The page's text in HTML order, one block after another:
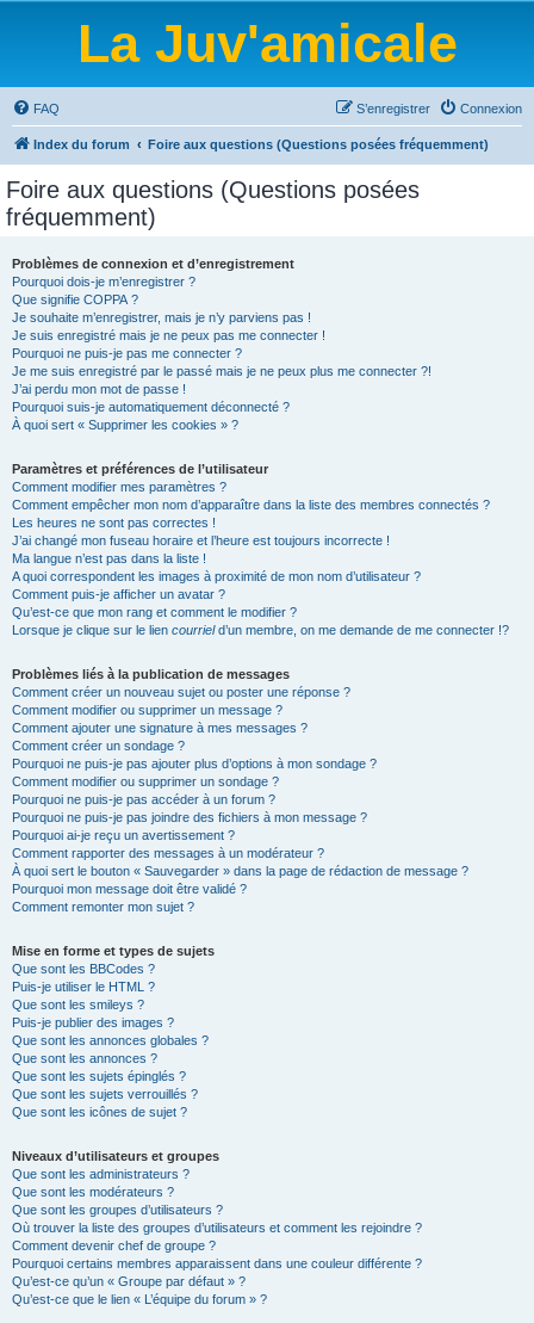
La Juv'amicale
FAQ Connexion
S’enregistrer
Index du forum Foire aux questions (Questions posées fréquemment)
Foire aux questions (Questions posées
fréquemment)
Problèmes de connexion et d’enregistrement
Pourquoi dois-je m’enregistrer ?
Que signifie COPPA ?
Je souhaite m’enregistrer, mais je n’y parviens pas !
Je suis enregistré mais je ne peux pas me connecter !
Pourquoi ne puis-je pas me connecter ?
Je me suis enregistré par le passé mais je ne peux plus me connecter ?!
J’ai perdu mon mot de passe !
Pourquoi suis-je automatiquement déconnecté ?
À quoi sert « Supprimer les cookies » ?
Paramètres et préférences de l’utilisateur
Comment modifier mes paramètres ?
Comment empêcher mon nom d’apparaître dans la liste des membres connectés ?
Les heures ne sont pas correctes !
J’ai changé mon fuseau horaire et l’heure est toujours incorrecte !
Ma langue n’est pas dans la liste !
A quoi correspondent les images à proximité de mon nom d’utilisateur ?
Comment puis-je afficher un avatar ?
Qu’est-ce que mon rang et comment le modifier ?
Lorsque je clique sur le lien courrield’un membre, on me demande de me connecter !?
Problèmes liés à la publication de messages
Comment créer un nouveau sujet ou poster une réponse ?
Comment modifier ou supprimer un message ?
Comment ajouter une signature à mes messages ?
Comment créer un sondage ?
Pourquoi ne puis-je pas ajouter plus d’options à mon sondage ?
Comment modifier ou supprimer un sondage ?
Pourquoi ne puis-je pas accéder à un forum ?
Pourquoi ne puis-je pas joindre des fichiers à mon message ?
Pourquoi ai-je reçu un avertissement ?
Comment rapporter des messages à un modérateur ?
À quoi sert le bouton « Sauvegarder » dans la page de rédaction de message ?
Pourquoi mon message doit être validé ?
Comment remonter mon sujet ?
Mise en forme et types de sujets
Que sont les BBCodes ?
Puis-je utiliser le HTML ?
Que sont les smileys ?
Puis-je publier des images ?
Que sont les annonces globales ?
Que sont les annonces ?
Que sont les sujets épinglés ?
Que sont les sujets verrouillés ?
Que sont les icônes de sujet ?
Niveaux d’utilisateurs et groupes
Que sont les administrateurs ?
Que sont les modérateurs ?
Que sont les groupes d’utilisateurs ?
Où trouver la liste des groupes d’utilisateurs et comment les rejoindre ?
Comment devenir chef de groupe ?
Pourquoi certains membres apparaissent dans une couleur différente ?
Qu’est-ce qu’un « Groupe par défaut » ?
Qu’est-ce que le lien « L’équipe du forum » ?